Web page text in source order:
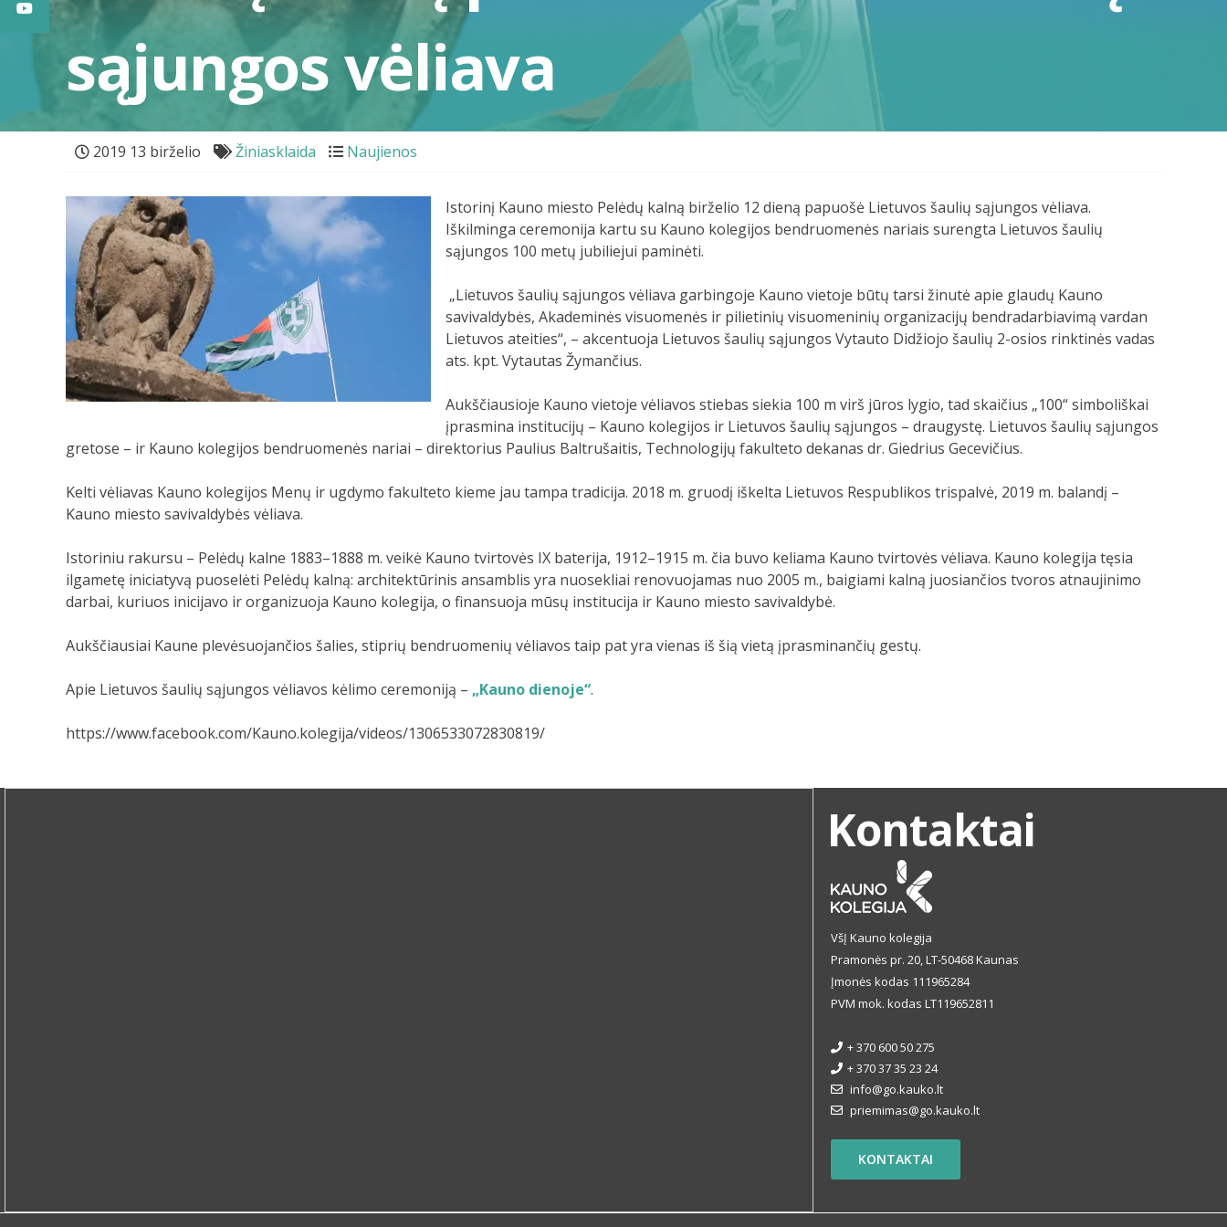
sąjungos vėliava
2019 13 birželio Žiniasklaida Naujienos
Istorinį Kauno miesto Pelėdų kalną birželio 12 dieną papuošė Lietuvos šaulių sąjungos vėliava.
Iškilminga ceremonija kartu su Kauno kolegijos bendruomenės nariais surengta Lietuvos šaulių
sąjungos 100 metų jubiliejui paminėti.
„Lietuvos šaulių sąjungos vėliava garbingoje Kauno vietoje būtų tarsi žinutė apie glaudų Kauno
savivaldybės, Akademinės visuomenės ir pilietinių visuomeninių organizacijų bendradarbiavimą vardan
Lietuvos ateities“, – akcentuoja Lietuvos šaulių sąjungos Vytauto Didžiojo šaulių 2-osios rinktinės vadas
ats. kpt. Vytautas Žymančius.
Aukščiausioje Kauno vietoje vėliavos stiebas siekia 100 m virš jūros lygio, tad skaičius „100“ simboliškai
įprasmina institucijų – Kauno kolegijos ir Lietuvos šaulių sąjungos – draugystę. Lietuvos šaulių sąjungos
gretose – ir Kauno kolegijos bendruomenės nariai – direktorius Paulius Baltrušaitis, Technologijų fakulteto dekanas dr. Giedrius Gecevičius.
Kelti vėliavas Kauno kolegijos Menų ir ugdymo fakulteto kieme jau tampa tradicija. 2018 m. gruodį iškelta Lietuvos Respublikos trispalvė, 2019 m. balandį –
Kauno miesto savivaldybės vėliava.
Istoriniu rakursu – Pelėdų kalne 1883–1888 m. veikė Kauno tvirtovės IX baterija, 1912–1915 m. čia buvo keliama Kauno tvirtovės vėliava. Kauno kolegija tęsia
ilgametę iniciatyvą puoselėti Pelėdų kalną: architektūrinis ansamblis yra nuosekliai renovuojamas nuo 2005 m., baigiami kalną juosiančios tvoros atnaujinimo
darbai, kuriuos inicijavo ir organizuoja Kauno kolegija, o finansuoja mūsų institucija ir Kauno miesto savivaldybė.
Aukščiausiai Kaune plevėsuojančios šalies, stiprių bendruomenių vėliavos taip pat yra vienas iš šią vietą įprasminančių gestų.
Apie Lietuvos šaulių sąjungos vėliavos kėlimo ceremoniją – „Kauno dienoje“.
https://www.facebook.com/Kauno.kolegija/videos/1306533072830819/
Kontaktai
VšĮ Kauno kolegija
Pramonės pr. 20, LT-50468 Kaunas
Įmonės kodas 111965284
PVM mok. kodas LT119652811
+ 370 600 50 275
+ 370 37 35 23 24
info@go.kauko.lt
priemimas@go.kauko.lt
KONTAKTAI